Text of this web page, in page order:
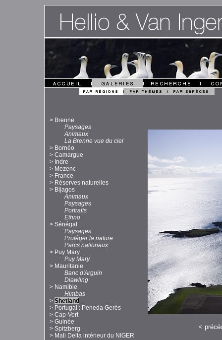
> Brenne
Paysages
Animaux
La Brenne vue du ciel
> Bornéo
> Camargue
> Indre
> Mezenc
> France
> Réserves naturelles
> Bijagos
Animaux
Paysages
Portraits
Ethno
> Sénégal
Paysages
Protéger la nature
Parcs nationaux
> Puy Mary
Puy Mary
> Mauritanie
Banc d'Arguin
Diawling
> Namibie
Himbas
> Shetland
> Portugal : Peneda Gerès
> Cap-Vert
> Guinée
> Spitzberg
> Mali Delta intérieur du NIGER
<